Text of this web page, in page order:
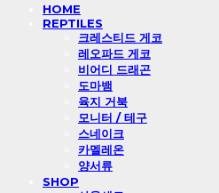
HOME
REPTILES
크레스티드 게코
레오파드 게코
비어디 드래곤
도마뱀
육지 거북
모니터 / 테구
스네이크
카멜레온
양서류
SHOP